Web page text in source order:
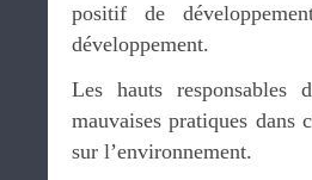
positif de
développement.
Les hauts responsables
mauvaises pratiques dans
sur l’environnement.